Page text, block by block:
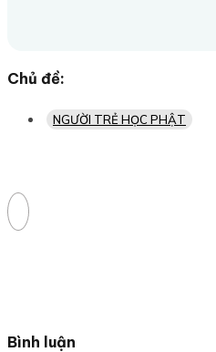
Chủ đề:
NGƯỜI TRẺ HỌC PHẬT
Bình luận